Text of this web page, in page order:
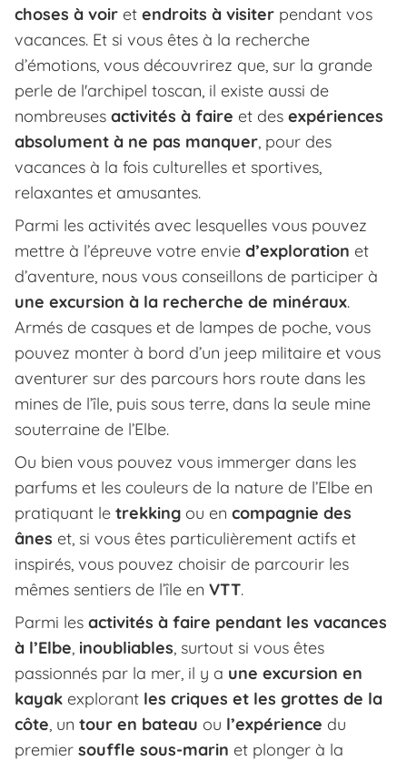
choses à voir et endroits à visiter pendant vos
vacances. Et si vous êtes à la recherche
d’émotions, vous découvrirez que, sur la grande
perle de l'archipel toscan, il existe aussi de
nombreuses activités à faire et des expériences
absolument à ne pas manquer, pour des
vacances à la fois culturelles et sportives,
relaxantes et amusantes.
Parmi les activités avec lesquelles vous pouvez
mettre à l’épreuve votre envie d’exploration et
d’aventure, nous vous conseillons de participer à
une excursion à la recherche de minéraux.
Armés de casques et de lampes de poche, vous
pouvez monter à bord d’un jeep militaire et vous
aventurer sur des parcours hors route dans les
mines de l’île, puis sous terre, dans la seule mine
souterraine de l’Elbe.
Ou bien vous pouvez vous immerger dans les
parfums et les couleurs de la nature de l’Elbe en
pratiquant le trekking ou en compagnie des
ânes et, si vous êtes particulièrement actifs et
inspirés, vous pouvez choisir de parcourir les
mêmes sentiers de l’île en VTT.
Parmi les activités à faire pendant les vacances
à l’Elbe, inoubliables, surtout si vous êtes
passionnés par la mer, il y a une excursion en
kayak explorant les criques et les grottes de la
côte, un tour en bateau ou l’expérience du
premier souffle sous-marin et plonger à la